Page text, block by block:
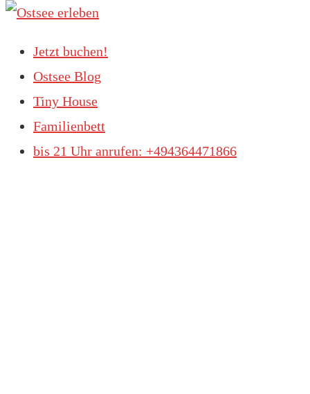
Jetzt buchen!
Ostsee Blog
Tiny House
Familienbett
bis 21 Uhr anrufen: +494364471866